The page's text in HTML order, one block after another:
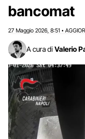
bancomat
27 Maggio 2026 8:51 •
A cura di Valerio